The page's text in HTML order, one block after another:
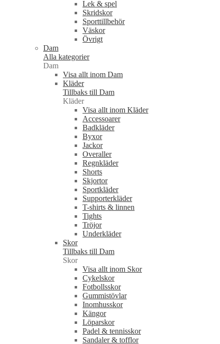
Lek & spel
Skridskor
Sporttillbehör
Väskor
Övrigt
Dam
Alla kategorier
Dam
Visa allt inom Dam
Kläder
Tillbaks till Dam
Kläder
Visa allt inom Kläder
Accessoarer
Badkläder
Byxor
Jackor
Overaller
Regnkläder
Shorts
Skjortor
Sportkläder
Supporterkläder
T-shirts & linnen
Tights
Tröjor
Underkläder
Skor
Tillbaks till Dam
Skor
Visa allt inom Skor
Cykelskor
Fotbollsskor
Gummistövlar
Inomhusskor
Kängor
Löparskor
Padel & tennisskor
Sandaler & tofflor